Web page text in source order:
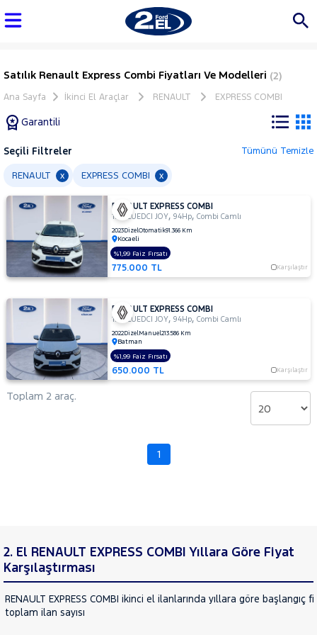
Satılık Renault Express Combi Fiyatları Ve Modelleri (2)
Ana Sayfa İkinci El Araçlar RENAULT EXPRESS COMBI
Garantili
Tüm
AUDI
BMC
BMW
BYD
CITROEN
CUPRA
DACIA
Iveco
Jaecoo
JEEP
Fiyat
Aralığı
Model
Yakıt
Türü
Vites
Tipi
Araç
Seçili Filtreler Tümünü Temizle
RENAULT x EXPRESS COMBI x
RENAULT EXPRESS COMBI
1.5 BLUEDCI JOY,94Hp,Combi Camlı
2023DizelOtomatik91.366 Km
Kocaeli
775.000 TL Karşılaştır
%1,99 Faiz Fırsatı
RENAULT EXPRESS COMBI
1.5 BLUEDCI JOY,94Hp,Combi Camlı
2022DizelManuel213.586 Km
Batman
650.000 TL Karşılaştır
%1,99 Faiz Fırsatı
Toplam 2 araç.
1
2. El RENAULT EXPRESS COMBI Yıllara Göre Fiyat
Karşılaştırması
RENAULT EXPRESS COMBI ikinci el ilanlarında yıllara göre başlangıç
toplam ilan sayısı